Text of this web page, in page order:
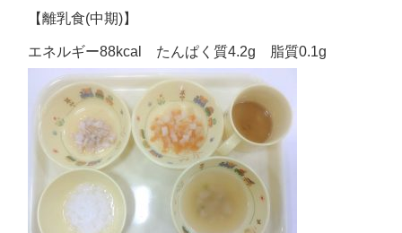
【離乳食(中期)】
エネルギー88kcal たんぱく質4.2g 脂質0.1g